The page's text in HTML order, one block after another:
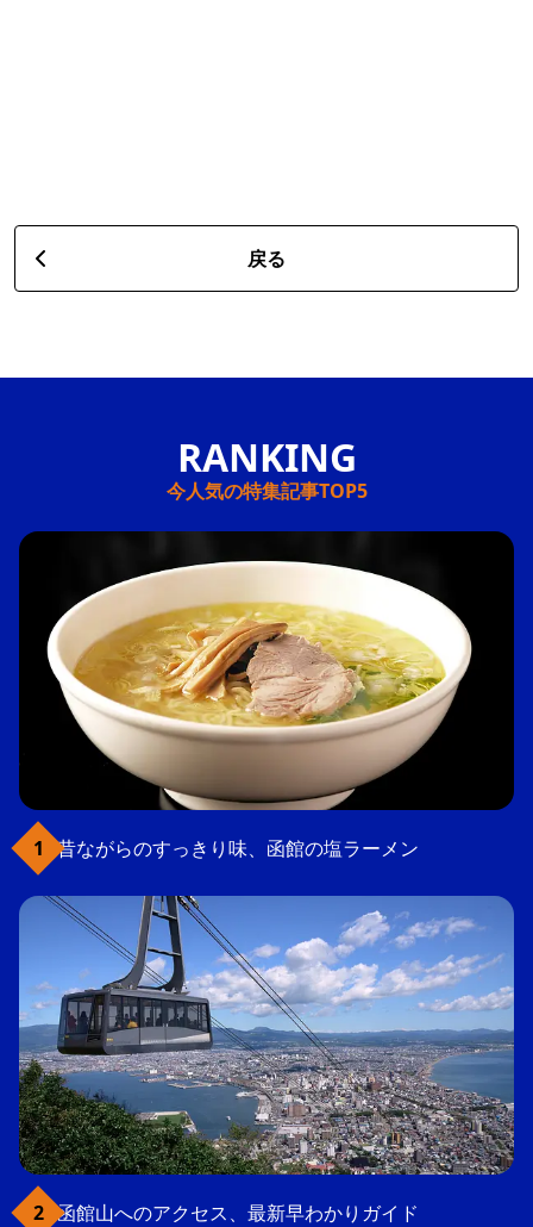
戻る
今人気の特集記事TOP5
昔ながらのすっきり味、函館の塩ラーメン
函館山へのアクセス、最新早わかりガイド